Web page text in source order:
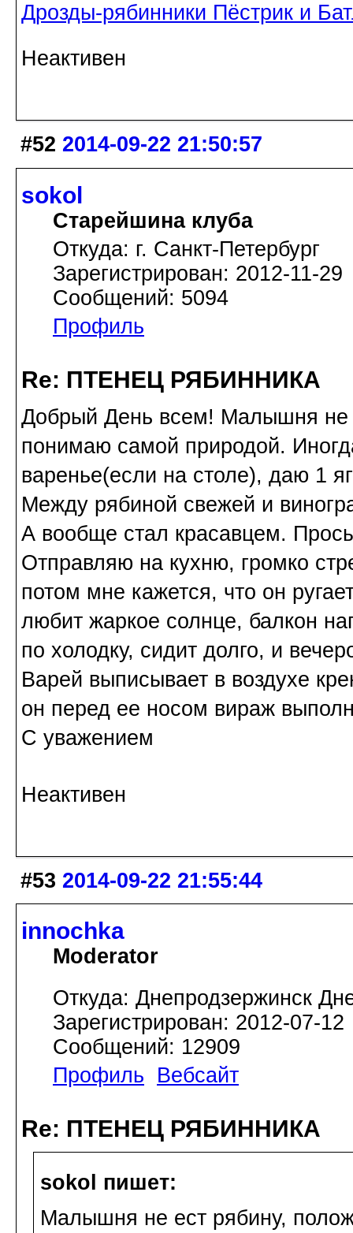
Дрозды-рябинники Пёстрик и
Неактивен
#52 2014-09-22 21:50:57
sokol
Старейшина клуба
Откуда: г. Санкт-Петербург
Зарегистрирован: 2012-11-29
Сообщений: 5094
Профиль
Re: ПТЕНЕЦ РЯБИННИКА
Добрый День всем! Малышня не
понимаю самой природой.
варенье(если на столе), даю 1
Между рябиной свежей и
А вообще стал красавцем.
Отправляю на кухню, громко
потом мне кажется, что он
любит жаркое солнце, балкон
по холодку, сидит долго, и
Варей выписывает в воздухе
он перед ее носом вираж
С уважением
Неактивен
#53 2014-09-22 21:55:44
innochka
Moderator
Откуда: Днепродзержинск
Зарегистрирован: 2012-07-12
Сообщений: 12909
Профиль
Вебсайт
Re: ПТЕНЕЦ РЯБИННИКА
sokol пишет:
Малышня не ест рябину,